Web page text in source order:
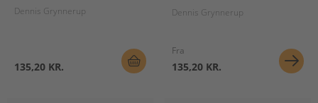
Dennis Grynnerup
135,20 KR.
Dennis Grynnerup
Fra
135,20 KR.